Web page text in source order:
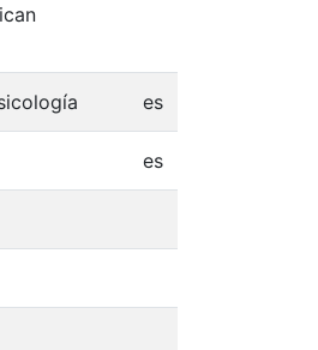
es
es